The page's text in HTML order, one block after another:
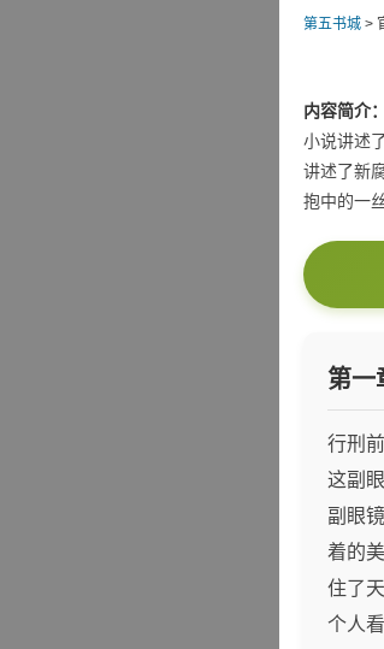
第五书城 >
内容简介：
小说讲述
讲述了新
抱中的一
第一
行刑
这副
副眼
着的
住了
个人